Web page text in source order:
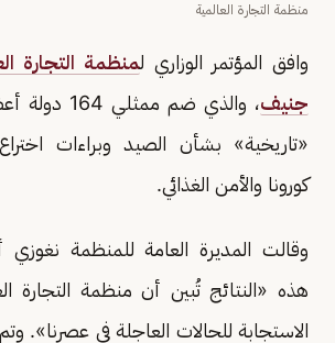
منظمة التجارة العالمية
وافق المؤتمر الوزاري لمنظمة التجارة
جنيف
، والذي ضم
«تاريخية» بشأن الصيد وبراءات
كورونا والأمن الغذائي.
وقالت المديرة العامة للمنظمة نغوزي
هذه «النتائج تُبين أن منظمة التجارة
الاستجابة للحالات العاجلة في عصرنا».